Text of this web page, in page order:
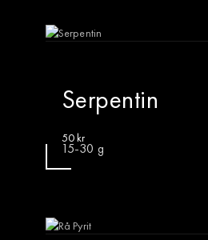
Serpentin
50kr
15-30 g